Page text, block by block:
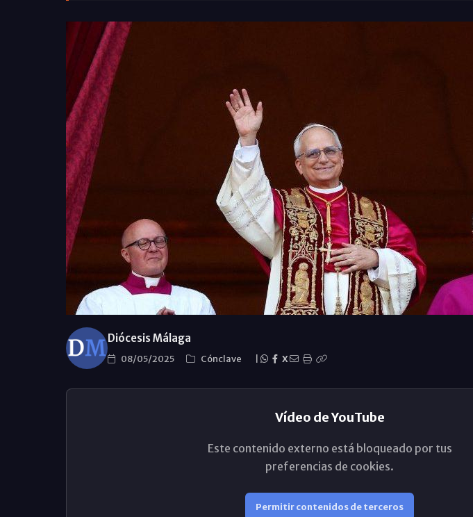
Diócesis Málaga
08/05/2025 Cónclave X
Vídeo de YouTube
Este contenido externo está bloqueado por tus
preferencias de cookies.
Permitir contenidos de terceros